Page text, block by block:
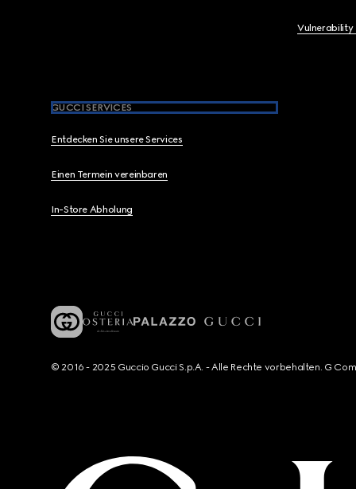
Vulnerability
GUCCI SERVICES
Entdecken Sie unsere Services
Einen Termein vereinbaren
In-Store Abholung
© 2016 - 2025 Guccio Gucci S.p.A. - Alle Rechte vorbehalten. G